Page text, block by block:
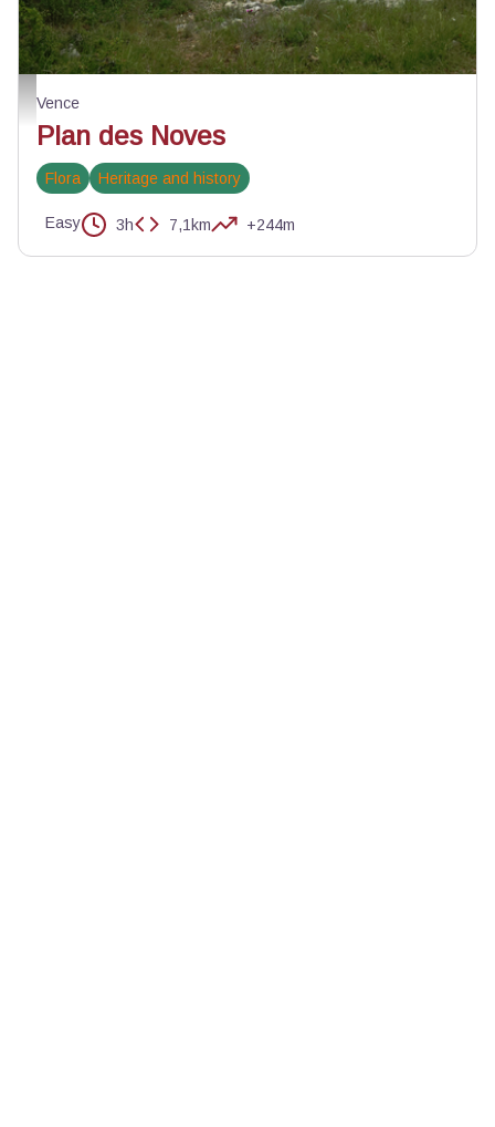
Paysage Plan des Noves - Julien Lageat - PNR Préalpes d'Azur
Vence
Plan des Noves
Flora Heritage and history
Easy 3h 7,1km +244m